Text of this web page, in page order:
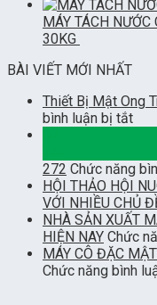
MÁY TÁCH
30KG
BÀI VIẾT MỚI NHẤT
Thiết Bị Mật Ong
bình luận bị tắtở
Mật
Ong
Dự
Án
KFS
|
272 Chức năng
HỘI THẢO HỘI
VỚI NHIỀU CHỦ
NHÀ SẢN XUẤT
HIỆN NAY Chức
MÁY CÔ ĐẶC
Chức năng bình